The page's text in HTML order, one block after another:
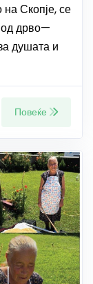
на Скопје, се
од дрво—
душата и
Повеќе